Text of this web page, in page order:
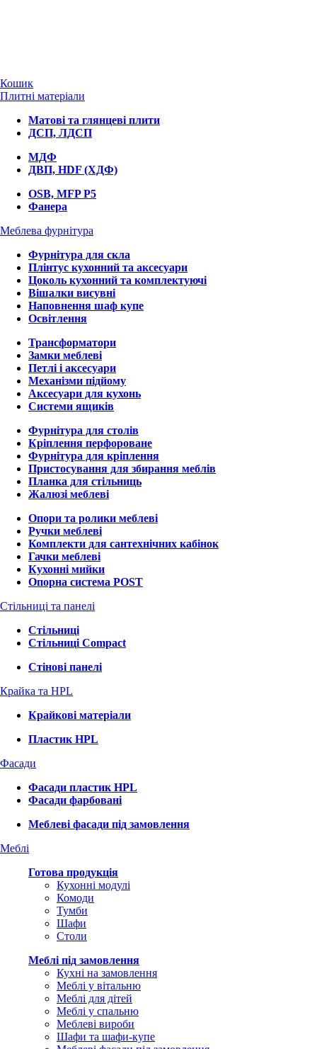
Кошик
Плитні матеріали
Матові та глянцеві плити
ДСП, ЛДСП
МДФ
ДВП, HDF (ХДФ)
OSB, MFP P5
Фанера
Меблева фурнітура
Фурнітура для скла
Плінтус кухонний та аксесуари
Цоколь кухонний та комплектуючі
Вішалки висувні
Наповнення шаф купе
Освітлення
Трансформатори
Замки меблеві
Петлі і аксесуари
Механізми підйому
Аксесуари для кухонь
Системи ящиків
Фурнітура для столів
Кріплення перфороване
Фурнітура для кріплення
Пристосування для збирання меблів
Планка для стільниць
Жалюзі меблеві
Опори та ролики меблеві
Ручки меблеві
Комплекти для сантехнічних кабінок
Гачки меблеві
Кухонні мийки
Опорна система POST
Стільниці та панелі
Стільниці
Стільниці Compact
Стінові панелі
Крайка та HPL
Крайкові матеріали
Пластик HPL
Фасади
Фасади пластик HPL
Фасади фарбовані
Меблеві фасади під замовлення
Меблі
Готова продукція
Кухонні модулі
Комоди
Тумби
Шафи
Столи
Меблі під замовлення
Кухні на замовлення
Меблі у вітальню
Меблі для дітей
Меблі у спальню
Меблеві вироби
Шафи та шафи-купе